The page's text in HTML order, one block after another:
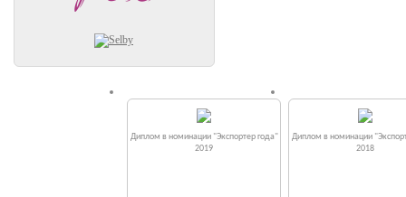
Диплом в номинации "Экспортер года"
2019
Диплом в номинации
2018